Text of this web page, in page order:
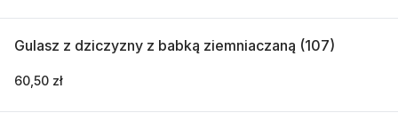
Gulasz z dziczyzny z babką ziemniaczaną (107)
60,50 zł